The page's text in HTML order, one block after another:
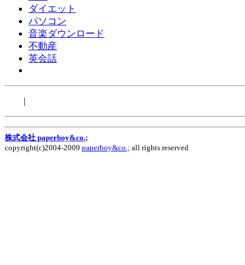
ダイエット
パソコン
音楽ダウンロード
不動産
英会話
|
株式会社 paperboy&co.;
copyright(c)2004-2009 paperboy&co.; all rights reserved